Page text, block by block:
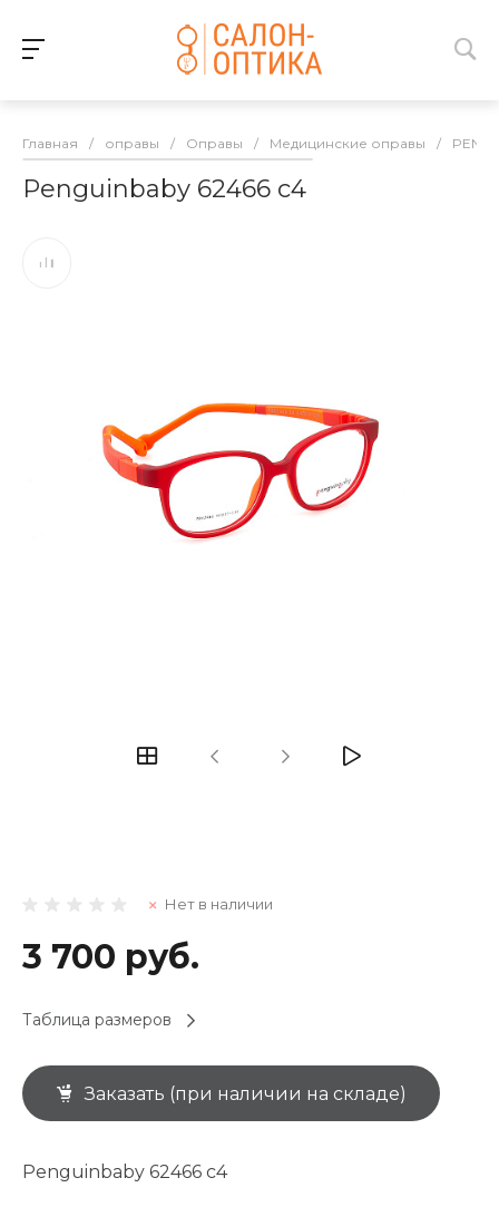
Главная / оправы / Оправы / Медицинские оправы /
Penguinbaby 62466 c4
Нет в наличии
3 700 руб.
Таблица размеров
Заказать (при наличии на складе)
Penguinbaby 62466 c4